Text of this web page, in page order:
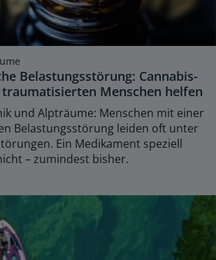
Belastungsstörung: Cannabis-
Menschen helfen
und Alpträume: Menschen mit einer
Belastungsstörung leiden oft unter
Ein Medikament speziell
– zumindest bisher.